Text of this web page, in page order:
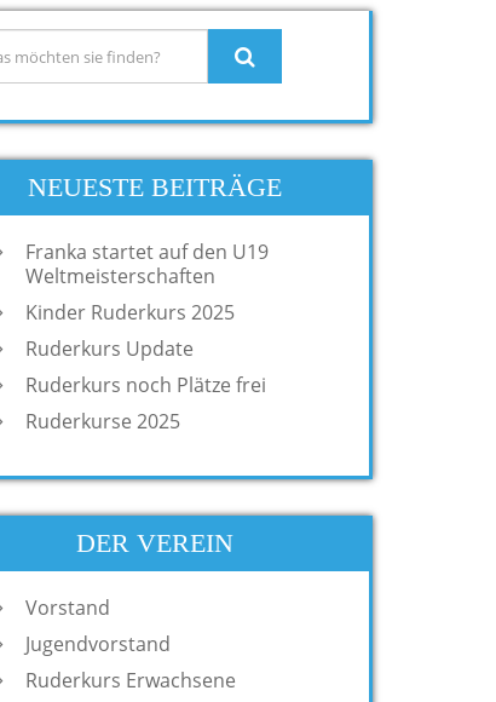
NEUESTE BEITRÄGE
Franka startet auf den U19
Weltmeisterschaften
Kinder Ruderkurs 2025
Ruderkurs Update
Ruderkurs noch Plätze frei
Ruderkurse 2025
DER VEREIN
Vorstand
Jugendvorstand
Ruderkurs Erwachsene